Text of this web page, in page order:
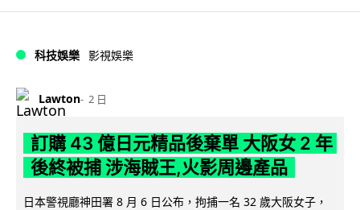
科技娛樂 影視娛樂
Lawton 2 日
訂購 43 億日元精品後棄單 大阪女 2 年
後終被捕 涉海賊王,火影周邊產品
日本警視廳神田署 8 月 6 日公布，拘捕一名 32 歲大阪女子，